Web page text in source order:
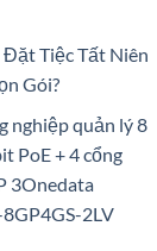
Đặt Tiệc Tất Niên
Gói?
nghiệp quản lý 8
PoE + 4 cổng
3Onedata
8GP4GS-2LV